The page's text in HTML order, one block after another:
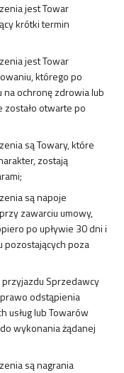
jest Towar
krótki termin
jest Towar
którego po
ochronę zdrowia lub
otwarte po
są Towary, które
zostają
są napoje
zawarciu umowy,
po upływie 30 dni i
pozostających poza
Sprzedawcy
odstąpienia
usług lub Towarów
wykonania żądanej
są nagrania